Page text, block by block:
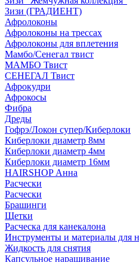
Зизи (ГРАДИЕНТ)
Афролоконы
Афролоконы на трессах
Афролоконы для вплетения
Мамбо/Сенегал твист
МАМБО Твист
СЕНЕГАЛ Твист
Афрокудри
Афрокосы
Фибра
Дреды
Гофрэ/Локон супер/Киберлоки
Киберлоки диаметр 8мм
Киберлоки диаметр 4мм
Киберлоки диаметр 16мм
HAIRSHOP Анна
Расчески
Расчески
Брашинги
Щетки
Расческа для канекалона
Инструменты и материалы для
Жидкость для снятия
Капсульное наращивание